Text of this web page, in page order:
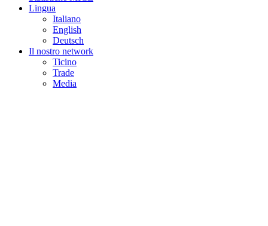
Lingua
Italiano
English
Deutsch
Il nostro network
Ticino
Trade
Media